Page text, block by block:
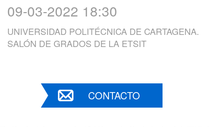
09-03-2022 18:30
UNIVERSIDAD POLITÉCNICA DE CARTAGENA.
SALÓN DE GRADOS DE LA ETSIT
CONTACTO